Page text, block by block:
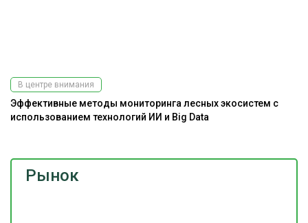
Рынок
В центре внимания
Эффективные методы мониторинга лесных экосистем с
использованием технологий ИИ и Big Data